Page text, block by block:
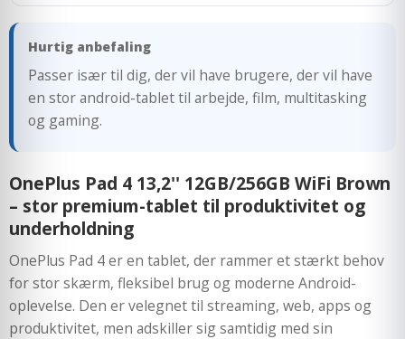
Hurtig anbefaling
Passer især til dig, der vil have brugere, der vil have
en stor android-tablet til arbejde, film, multitasking
og gaming.
OnePlus Pad 4 13,2'' 12GB/256GB WiFi Brown
– stor premium-tablet til produktivitet og
underholdning
OnePlus Pad 4 er en tablet, der rammer et stærkt behov
for stor skærm, fleksibel brug og moderne Android-
oplevelse. Den er velegnet til streaming, web, apps og
produktivitet, men adskiller sig samtidig med sin